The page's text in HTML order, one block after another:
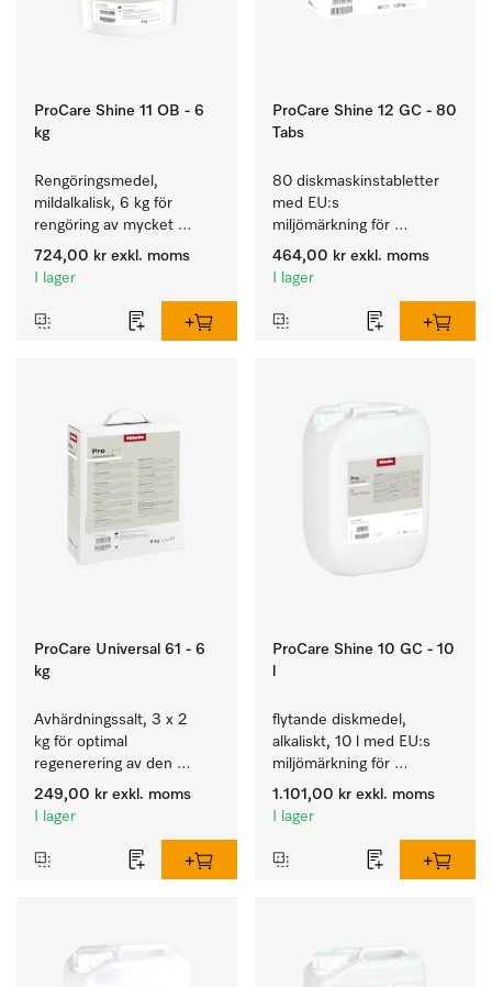
ProCare Shine 11 OB - 6
kg
Rengöringsmedel,
mildalkalisk, 6 kg för
rengöring av mycket
smutsigt porslin, bestick
och glas.
724,00 kr exkl. moms
I lager
ProCare Shine 12 GC - 80
Tabs
80 diskmaskinstabletter
med EU:s
miljömärkning för
rengöring av mycket
smutsigt porslin, bestick
464,00 kr exkl. moms
I lager
ProCare Universal 61 - 6
kg
Avhärdningssalt, 3 x 2
kg för optimal
regenerering av den
interna avhärdaren.
249,00 kr exkl. moms
I lager
ProCare Shine 10 GC - 10
flytande diskmedel,
alkaliskt, 10 l med EU:s
miljömärkning för
rengöring av vardaglig
smuts på porslin, bestick
1.101,00 kr exkl. moms
I lager